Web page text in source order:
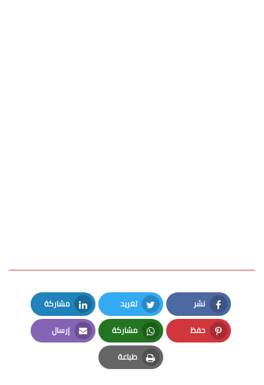
نشر
Facebook
تغريد
Twitter
مشاركة
LinkedIn
حفظ
Pinterest
مشاركة
Whatsapp
إرسال
Email
طباعة
Print